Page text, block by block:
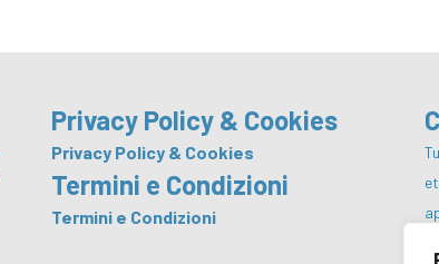
Privacy Policy & Cookies
Privacy Policy & Cookies
Termini e Condizioni
Termini e Condizioni